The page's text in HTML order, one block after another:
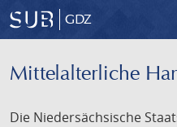
GDZ
Mittelalterliche
Die Niedersächsische